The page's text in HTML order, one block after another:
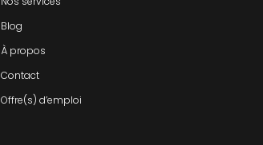
Blog
À propos
Contact
Offre(s) d’emploi